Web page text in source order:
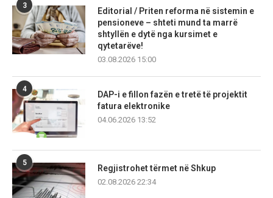
3
Editorial / Priten reforma në sistemin e
pensioneve – shteti mund ta marrë
shtyllën e dytë nga kursimet e
qytetarëve!
03.08.2026 15:00
4
DAP-i e fillon fazën e tretë të projektit
fatura elektronike
04.06.2026 13:52
5
Regjistrohet tërmet në Shkup
02.08.2026 22:34